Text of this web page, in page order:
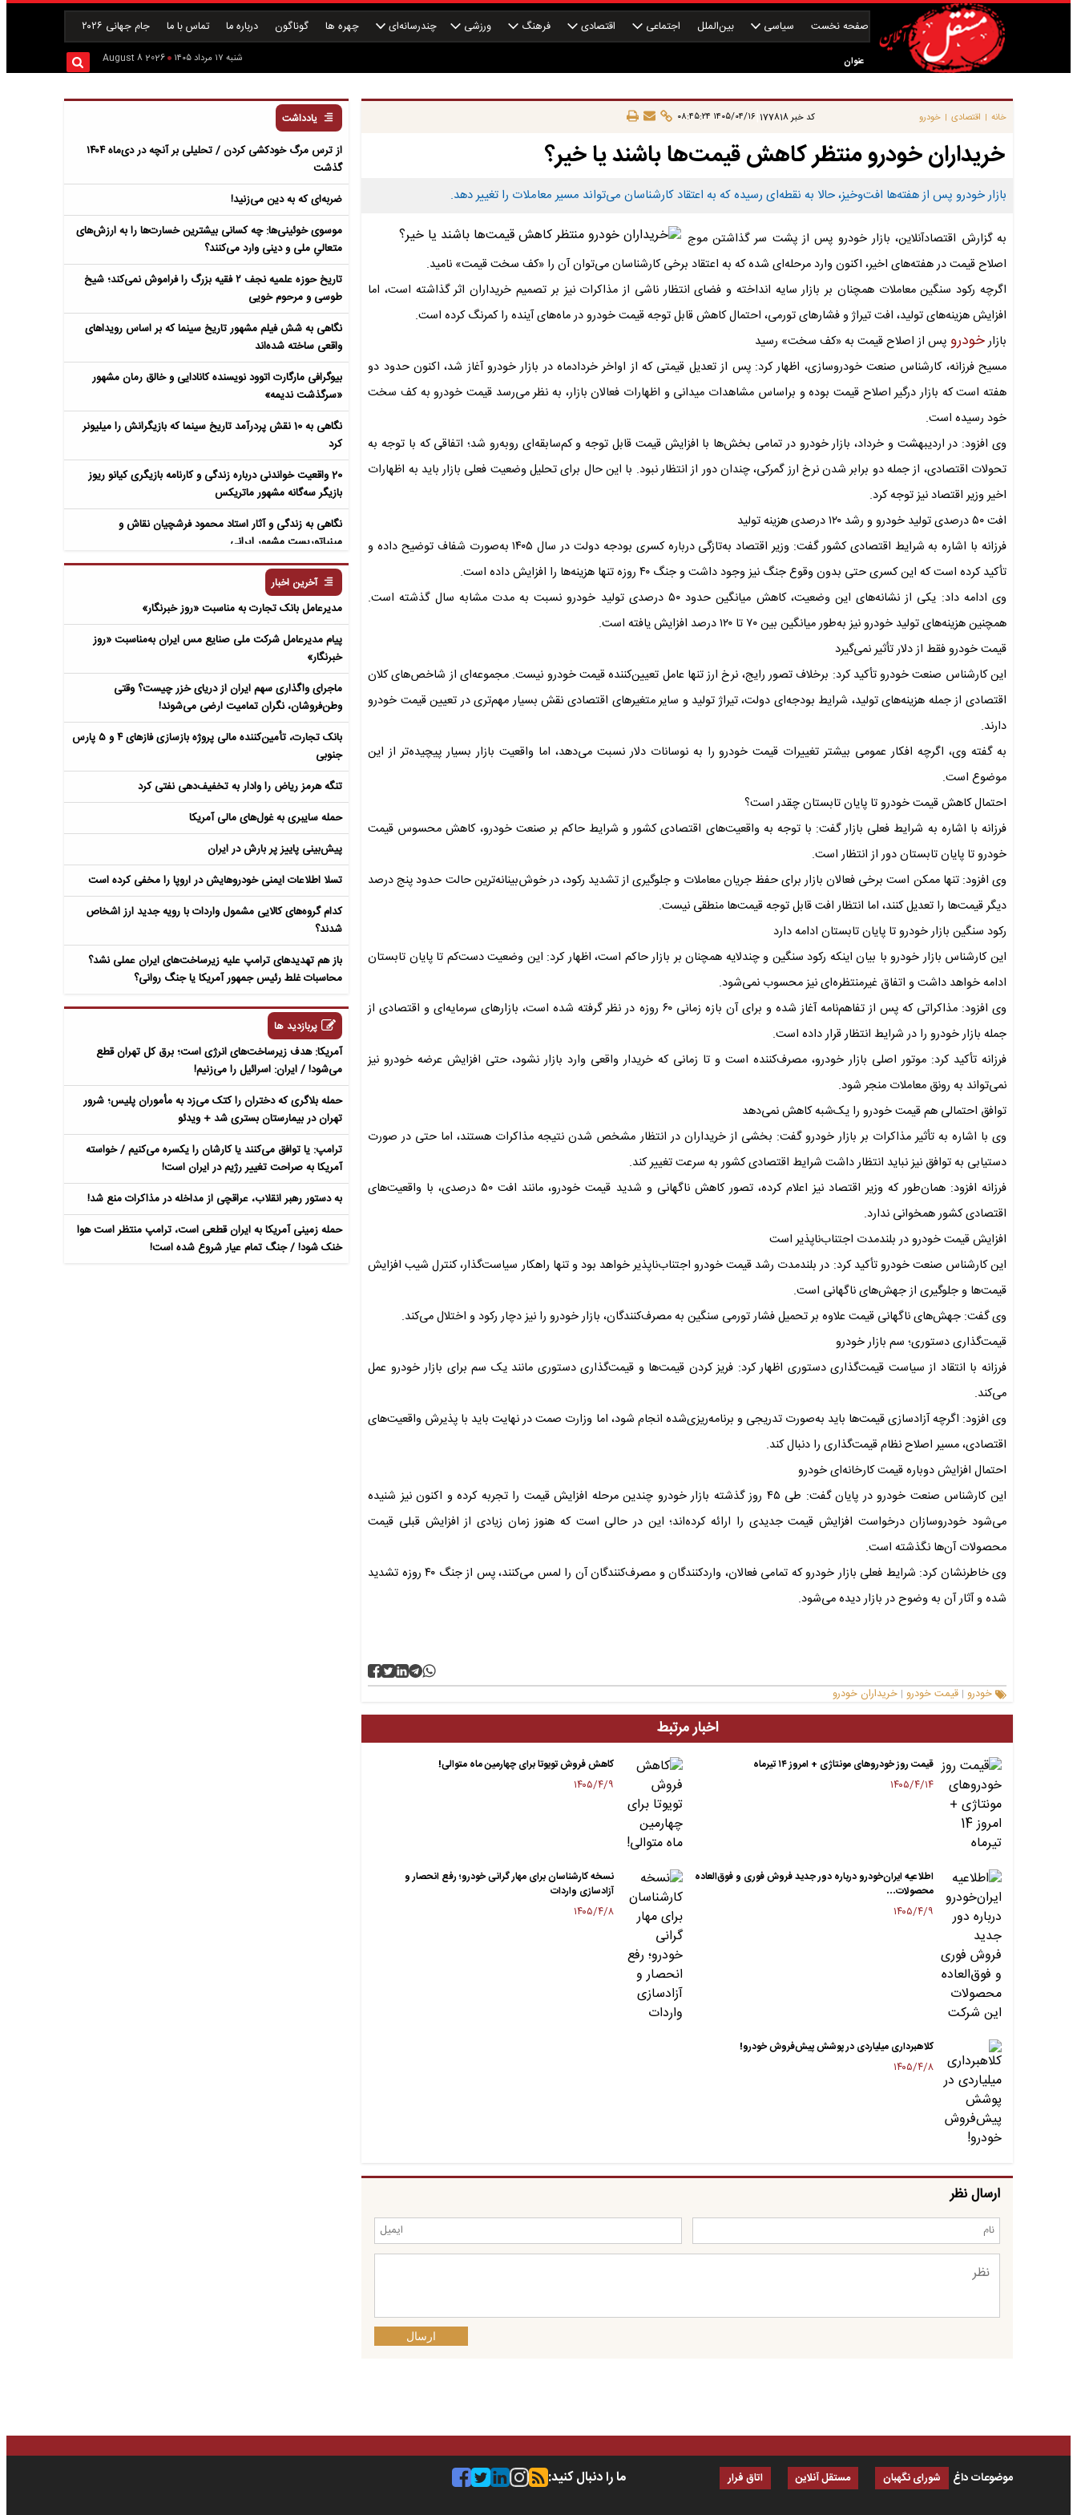
صفحه نخست سیاسی بین‌الملل اجتماعی اقتصادی فرهنگ ورزشی چندرسانه‌ای چهره ها گوناگون درباره ما تماس با ما جام جهانی ۲۰۲۶
عنوان شنبه ۱۷ مرداد ۱۴۰۵ 2026 August 8
خانه | اقتصادی | خودرو کد خبر177818 ۱۴۰۵/۰۴/۱۶ ۰۸:۴۵:۲۴
خریداران خودرو منتظر کاهش قیمت‌ها باشند یا خیر؟
بازار خودرو پس از هفته‌ها افت‌وخیز، حالا به نقطه‌ای رسیده که به اعتقاد کارشناسان می‌تواند مسیر معاملات را تغییر دهد.
به گزارش اقتصادآنلاین، بازار خودرو پس از پشت سر گذاشتن موج
اصلاح قیمت در هفته‌های اخیر، اکنون وارد مرحله‌ای شده که به اعتقاد برخی کارشناسان می‌توان آن را «کف سخت قیمت» نامید.
اگرچه رکود سنگین معاملات همچنان بر بازار سایه انداخته و فضای انتظار ناشی از مذاکرات نیز بر تصمیم خریداران اثر گذاشته است، اما
افزایش هزینه‌های تولید، افت تیراژ و فشارهای تورمی، احتمال کاهش قابل توجه قیمت خودرو در ماه‌های آینده را کمرنگ کرده است.
بازارخودرو پس از اصلاح قیمت به «کف سخت» رسید
مسیح فرزانه، کارشناس صنعت خودروسازی، اظهار کرد: پس از تعدیل قیمتی که از اواخر خردادماه در بازار خودرو آغاز شد، اکنون حدود دو
هفته است که بازار درگیر اصلاح قیمت بوده و براساس مشاهدات میدانی و اظهارات فعالان بازار، به نظر می‌رسد قیمت خودرو به کف سخت
خود رسیده است.
وی افزود: در اردیبهشت و خرداد، بازار خودرو در تمامی بخش‌ها با افزایش قیمت قابل توجه و کم‌سابقه‌ای روبه‌رو شد؛ اتفاقی که با توجه به
تحولات اقتصادی، از جمله دو برابر شدن نرخ ارز گمرکی، چندان دور از انتظار نبود. با این حال برای تحلیل وضعیت فعلی بازار باید به اظهارات
اخیر وزیر اقتصاد نیز توجه کرد.
افت ۵۰ درصدی تولید خودرو و رشد ۱۲۰ درصدی هزینه تولید
فرزانه با اشاره به شرایط اقتصادی کشور گفت: وزیر اقتصاد به‌تازگی درباره کسری بودجه دولت در سال ۱۴۰۵ به‌صورت شفاف توضیح داده و
تأکید کرده است که این کسری حتی بدون وقوع جنگ نیز وجود داشت و جنگ ۴۰ روزه تنها هزینه‌ها را افزایش داده است.
وی ادامه داد: یکی از نشانه‌های این وضعیت، کاهش میانگین حدود ۵۰ درصدی تولید خودرو نسبت به مدت مشابه سال گذشته است.
همچنین هزینه‌های تولید خودرو نیز به‌طور میانگین بین ۷۰ تا ۱۲۰ درصد افزایش یافته است.
قیمت خودرو فقط از دلار تأثیر نمی‌گیرد
این کارشناس صنعت خودرو تأکید کرد: برخلاف تصور رایج، نرخ ارز تنها عامل تعیین‌کننده قیمت خودرو نیست. مجموعه‌ای از شاخص‌های کلان
اقتصادی از جمله هزینه‌های تولید، شرایط بودجه‌ای دولت، تیراژ تولید و سایر متغیرهای اقتصادی نقش بسیار مهم‌تری در تعیین قیمت خودرو
دارند.
به گفته وی، اگرچه افکار عمومی بیشتر تغییرات قیمت خودرو را به نوسانات دلار نسبت می‌دهد، اما واقعیت بازار بسیار پیچیده‌تر از این
موضوع است.
احتمال کاهش قیمت خودرو تا پایان تابستان چقدر است؟
فرزانه با اشاره به شرایط فعلی بازار گفت: با توجه به واقعیت‌های اقتصادی کشور و شرایط حاکم بر صنعت خودرو، کاهش محسوس قیمت
خودرو تا پایان تابستان دور از انتظار است.
وی افزود: تنها ممکن است برخی فعالان بازار برای حفظ جریان معاملات و جلوگیری از تشدید رکود، در خوش‌بینانه‌ترین حالت حدود پنج درصد
دیگر قیمت‌ها را تعدیل کنند، اما انتظار افت قابل توجه قیمت‌ها منطقی نیست.
رکود سنگین بازار خودرو تا پایان تابستان ادامه دارد
این کارشناس بازار خودرو با بیان اینکه رکود سنگین و چندلایه همچنان بر بازار حاکم است، اظهار کرد: این وضعیت دست‌کم تا پایان تابستان
ادامه خواهد داشت و اتفاق غیرمنتظره‌ای نیز محسوب نمی‌شود.
وی افزود: مذاکراتی که پس از تفاهم‌نامه آغاز شده و برای آن بازه زمانی ۶۰ روزه در نظر گرفته شده است، بازارهای سرمایه‌ای و اقتصادی از
جمله بازار خودرو را در شرایط انتظار قرار داده است.
فرزانه تأکید کرد: موتور اصلی بازار خودرو، مصرف‌کننده است و تا زمانی که خریدار واقعی وارد بازار نشود، حتی افزایش عرضه خودرو نیز
نمی‌تواند به رونق معاملات منجر شود.
توافق احتمالی هم قیمت خودرو را یک‌شبه کاهش نمی‌دهد
وی با اشاره به تأثیر مذاکرات بر بازار خودرو گفت: بخشی از خریداران در انتظار مشخص شدن نتیجه مذاکرات هستند، اما حتی در صورت
دستیابی به توافق نیز نباید انتظار داشت شرایط اقتصادی کشور به سرعت تغییر کند.
فرزانه افزود: همان‌طور که وزیر اقتصاد نیز اعلام کرده، تصور کاهش ناگهانی و شدید قیمت خودرو، مانند افت ۵۰ درصدی، با واقعیت‌های
اقتصادی کشور همخوانی ندارد.
افزایش قیمت خودرو در بلندمدت اجتناب‌ناپذیر است
این کارشناس صنعت خودرو تأکید کرد: در بلندمدت رشد قیمت خودرو اجتناب‌ناپذیر خواهد بود و تنها راهکار سیاست‌گذار، کنترل شیب افزایش
قیمت‌ها و جلوگیری از جهش‌های ناگهانی است.
وی گفت: جهش‌های ناگهانی قیمت علاوه بر تحمیل فشار تورمی سنگین به مصرف‌کنندگان، بازار خودرو را نیز دچار رکود و اختلال می‌کند.
قیمت‌گذاری دستوری؛ سم بازار خودرو
فرزانه با انتقاد از سیاست قیمت‌گذاری دستوری اظهار کرد: فریز کردن قیمت‌ها و قیمت‌گذاری دستوری مانند یک سم برای بازار خودرو عمل
می‌کند.
وی افزود: اگرچه آزادسازی قیمت‌ها باید به‌صورت تدریجی و برنامه‌ریزی‌شده انجام شود، اما وزارت صمت در نهایت باید با پذیرش واقعیت‌های
اقتصادی، مسیر اصلاح نظام قیمت‌گذاری را دنبال کند.
احتمال افزایش دوباره قیمت کارخانه‌ای خودرو
این کارشناس صنعت خودرو در پایان گفت: طی ۴۵ روز گذشته بازار خودرو چندین مرحله افزایش قیمت را تجربه کرده و اکنون نیز شنیده
می‌شود خودروسازان درخواست افزایش قیمت جدیدی را ارائه کرده‌اند؛ این در حالی است که هنوز زمان زیادی از افزایش قبلی قیمت
محصولات آن‌ها نگذشته است.
وی خاطرنشان کرد: شرایط فعلی بازار خودرو که تمامی فعالان، واردکنندگان و مصرف‌کنندگان آن را لمس می‌کنند، پس از جنگ ۴۰ روزه تشدید
شده و آثار آن به‌ وضوح در بازار دیده می‌شود.
خودرو | قیمت خودرو | خریداران خودرو
اخبار مرتبط
قیمت روز خودروهای مونتاژی + امروز ۱۴ تیرماه
۱۴۰۵/۴/۱۴
کاهش فروش تویوتا برای چهارمین ماه متوالی!
۱۴۰۵/۴/۹
اطلاعیه ایران‌خودرو درباره دور جدید فروش فوری و فوق‌العاده
محصولات…
۱۴۰۵/۴/۹
نسخه کارشناسان برای مهار گرانی خودرو؛ رفع انحصار و
آزادسازی واردات
۱۴۰۵/۴/۸
کلاهبرداری میلیاردی در پوشش پیش‌فروش خودرو!
۱۴۰۵/۴/۸
ارسال نظر
ارسال
یادداشت
از ترس مرگ خودکشی کردن / تحلیلی بر آنچه در دی‌ماه ۱۴۰۴
گذشت
ضربه‌ای که به دین می‌زنید!
موسوی خوئینی‌ها: چه کسانی بیشترین خسارت‌ها را به ارزش‌های
متعالیِ ملی و دینی وارد می‌کنند؟
تاریخ حوزه علمیه نجف ۲ فقیه بزرگ را فراموش نمی‌کند؛ شیخ
طوسی و مرحوم خویی
نگاهی به شش فیلم مشهور تاریخ سینما که بر اساس رویداهای
واقعی ساخته شده‌اند
بیوگرافی مارگارت اتوود نویسنده کانادایی و خالق رمان مشهور
«سرگذشت ندیمه»
نگاهی به 10 نقش پردرآمد تاریخ سینما که بازیگرانش را میلیونر
کرد
20 واقعیت خواندنی درباره زندگی و کارنامه بازیگری کیانو ریوز
بازیگر سه‌گانه مشهور ماتریکس
نگاهی به زندگی و آثار استاد محمود فرشچیان نقاش و
مینیاتوریست مشهور ایرانی
نگاهی به زندگی و آثار عباس معروفی نویسنده ایرانی و خالق رمان
سمفونی مردگان
آخرین اخبار
مدیرعامل بانک تجارت به‌ مناسبت «روز خبرنگار»
پیام مدیرعامل شرکت ملی صنایع مس ایران به‌مناسبت «روز
خبرنگار»
ماجرای واگذاری سهم ایران از دریای خزر چیست؟ وقتی
وطن‌فروشان، نگران تمامیت ارضی می‌شوند!
بانک تجارت، تأمین‌کننده مالی پروژه بازسازی فازهای ۴ و ۵ پارس
جنوبی
تنگه هرمز ریاض را وادار به تخفیف‌دهی نفتی کرد
حمله سایبری به غول‌های مالی آمریکا
پیش‌بینی پاییز پر بارش در ایران
تسلا اطلاعات ایمنی خودروهایش در اروپا را مخفی کرده است
کدام گروه‌های کالایی مشمول واردات با رویه جدید ارز اشخاص
شدند؟
باز هم تهدیدهای ترامپ علیه زیرساخت‌های ایران عملی نشد؟
محاسبات غلط رئیس جمهور آمریکا یا جنگ روانی؟
پربازدید ها
آمریکا: هدف زیرساخت‌های انرژی است؛ برق کل تهران قطع
می‌شود! / ایران: اسرائیل را می‌زنیم!
حمله بلاگری که دختران را کتک می‌زد به مأموران پلیس؛ شرور
تهران در بیمارستان بستری شد + ویدئو
ترامپ: یا توافق می‌کنند یا کارشان را یکسره می‌کنیم / خواسته
آمریکا به صراحت تغییر رژیم در ایران است!
به دستور رهبر انقلاب، عراقچی از مداخله در مذاکرات منع شد!
حمله زمینی آمریکا به ایران قطعی است، ترامپ منتظر است هوا
خنک شود! / جنگ تمام عیار شروع شده است!
موضوعات داغ شورای نگهبان مستقل آنلاین اتاق فرار ما را دنبال کنید: